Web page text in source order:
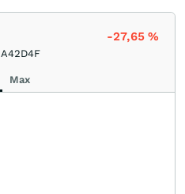
-27,65%
A42D4F
Max